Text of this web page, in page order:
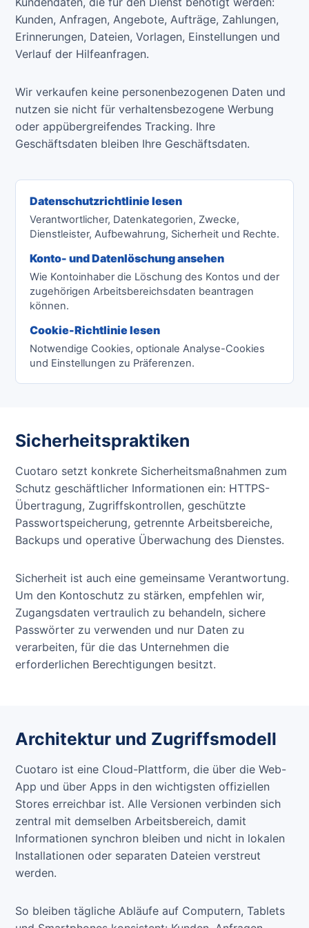
Kunden, Anfragen, Angebote, Aufträge, Zahlungen,
Erinnerungen, Dateien, Vorlagen, Einstellungen und
Verlauf der Hilfeanfragen.
Wir verkaufen keine personenbezogenen Daten und
nutzen sie nicht für verhaltensbezogene Werbung
oder appübergreifendes Tracking. Ihre
Geschäftsdaten bleiben Ihre Geschäftsdaten.
Datenschutzrichtlinie lesen
Verantwortlicher, Datenkategorien, Zwecke,
Dienstleister, Aufbewahrung, Sicherheit und Rechte.
Konto- und Datenlöschung ansehen
Wie Kontoinhaber die Löschung des Kontos und der
zugehörigen Arbeitsbereichsdaten beantragen
können.
Cookie-Richtlinie lesen
Notwendige Cookies, optionale Analyse-Cookies
und Einstellungen zu Präferenzen.
Sicherheitspraktiken
Cuotaro setzt konkrete Sicherheitsmaßnahmen zum
Schutz geschäftlicher Informationen ein: HTTPS-
Übertragung, Zugriffskontrollen, geschützte
Passwortspeicherung, getrennte Arbeitsbereiche,
Backups und operative Überwachung des Dienstes.
Sicherheit ist auch eine gemeinsame Verantwortung.
Um den Kontoschutz zu stärken, empfehlen wir,
Zugangsdaten vertraulich zu behandeln, sichere
Passwörter zu verwenden und nur Daten zu
verarbeiten, für die das Unternehmen die
erforderlichen Berechtigungen besitzt.
Architektur und Zugriffsmodell
Cuotaro ist eine Cloud-Plattform, die über die Web-
App und über Apps in den wichtigsten offiziellen
Stores erreichbar ist. Alle Versionen verbinden sich
zentral mit demselben Arbeitsbereich, damit
Informationen synchron bleiben und nicht in lokalen
Installationen oder separaten Dateien verstreut
werden.
So bleiben tägliche Abläufe auf Computern, Tablets